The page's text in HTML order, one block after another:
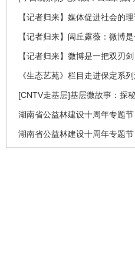
【记者归来】媒体促进社会的
【记者归来】闾丘露薇：微博
【记者归来】微博是一把双刃
《生态艺苑》栏目走进保定系
[CNTV走基层]基层微故事：探
湖南省公益林建设十周年专题
湖南省公益林建设十周年专题